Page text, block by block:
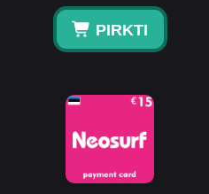
PIRKTI